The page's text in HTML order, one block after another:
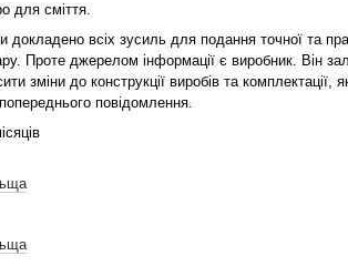
для сміття.
докладено всіх зусиль для подання точної та
Проте джерелом інформації є виробник. Він
зміни до конструкції виробів та комплектації,
повідомлення.